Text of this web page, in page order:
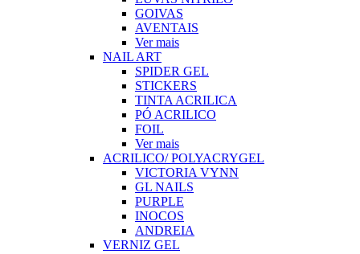
GOIVAS
AVENTAIS
Ver mais
NAIL ART
SPIDER GEL
STICKERS
TINTA ACRILICA
PÓ ACRILICO
FOIL
Ver mais
ACRILICO/ POLYACRYGEL
VICTORIA VYNN
GL NAILS
PURPLE
INOCOS
ANDREIA
VERNIZ GEL